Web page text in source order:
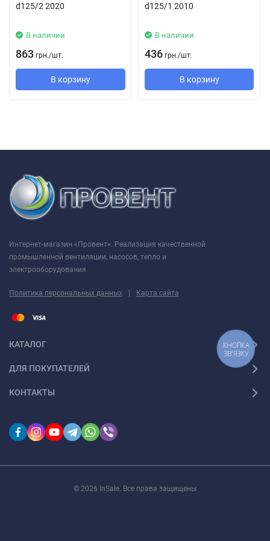
d125/2 2020
В наличии
863 грн./шт.
В корзину
d125/1 2010
В наличии
436 грн./шт.
В корзину
Интернет-магазин «Провент». Реализация качественной
промышленной вентиляции, насосов, тепло и
электрооборудования
Политика персональных данных | Карта сайта
КАТАЛОГ
ДЛЯ ПОКУПАТЕЛЕЙ
КОНТАКТЫ
© 2026 InSale. Все права защищены
КНОПКА
ЗВ'ЯЗКУ